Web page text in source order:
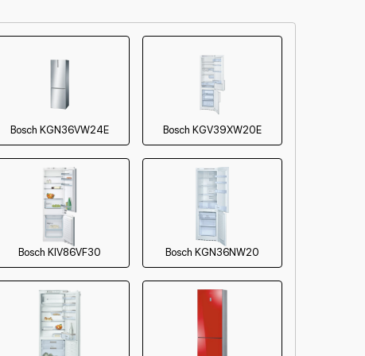
от 60 мин
Bosch KGN36VW24E Bosch KGV39XW20E
Bosch KIV86VF30 Bosch KGN36NW20